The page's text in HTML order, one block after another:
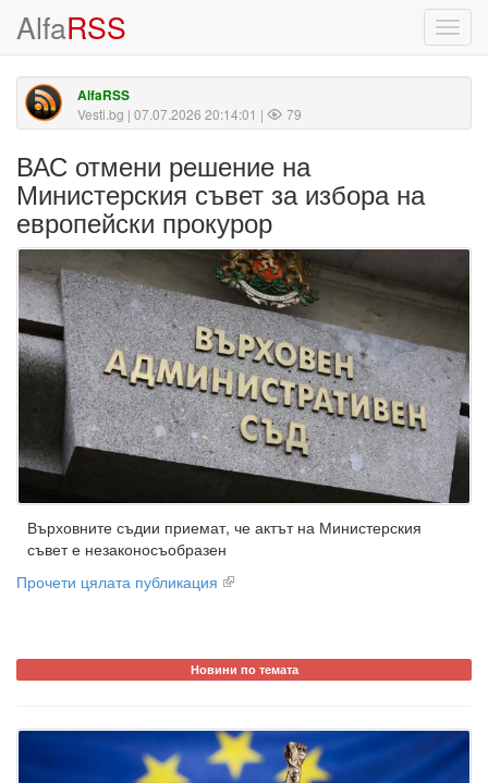
AlfaRSS
AlfaRSS
Vesti.bg | 07.07.2026 20:14:01 | 79
ВАС отмени решение на
Министерския съвет за избора на
европейски прокурор
Върховните съдии приемат, че актът на Министерския
съвет е незаконосъобразен
Прочети цялата публикация
Новини по темата